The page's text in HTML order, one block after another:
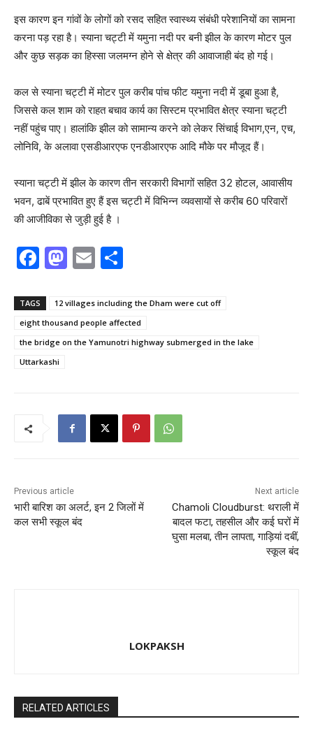
इस कारण इन गांवों के लोगों को रसद सहित स्वास्थ्य संबंधी परेशानियों का सामना
करना पड़ रहा है। स्याना चट्टी में यमुना नदी पर बनी झील के कारण मोटर पुल
और कुछ सड़क का हिस्सा जलमग्न होने से क्षेत्र की आवाजाही बंद हो गई।
कल से स्याना चट्टी में मोटर पुल करीब पांच फीट यमुना नदी में डूबा हुआ है,
जिससे कल शाम को राहत बचाव कार्य का सिस्टम प्रभावित क्षेत्र स्याना चट्टी
नहीं पहुंच पाए। हालांकि झील को सामान्य करने को लेकर सिंचाई विभाग,एन, एच,
लोनिवि, के अलावा एसडीआरएफ एनडीआरएफ आदि मौके पर मौजूद हैं।
स्याना चट्टी में झील के कारण तीन सरकारी विभागों सहित 32 होटल, आवासीय
भवन, ढाबें प्रभावित हुए हैं इस चट्टी में विभिन्न व्यवसायों से करीब 60 परिवारों
की आजीविका से जुड़ी हुई है ।
F
c
e
b
o
M
st
o
d
E
ai
l
ar
e
TAGS
12 villages including the Dham were cut off
eight thousand people affected
the bridge on the Yamunotri highway submerged in the lake
Uttarkashi
Previous article
भारी बारिश का अलर्ट, इन 2 जिलों में
कल सभी स्कूल बंद
Next article
Chamoli Cloudburst: थराली में
बादल फटा, तहसील और कई घरों में
घुसा मलबा, तीन लापता, गाड़ियां दबीं,
स्कूल बंद
LOKPAKSH
RELATED ARTICLES